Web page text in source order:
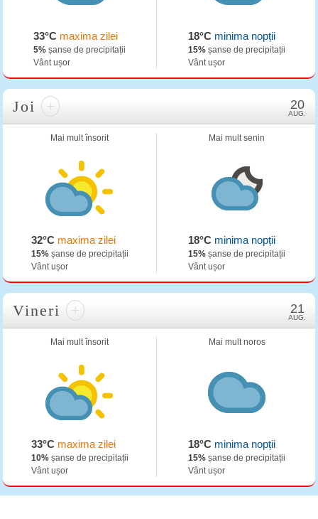
33°C maxima zilei
5% șanse de precipitații
Vânt ușor
18°C minima nopții
15% șanse de precipitații
Vânt ușor
Joi + 20
AUG.
Mai mult însorit
32°Cmaxima zilei
15%șanse de precipitații
Vânt ușor
Mai mult senin
18°C minima nopții
15% șanse de precipitații
Vânt ușor
Vineri + 21
AUG.
Mai mult însorit
33°Cmaxima zilei
10%șanse de precipitații
Vânt ușor
Mai mult noros
18°C minima nopții
15% șanse de precipitații
Vânt ușor